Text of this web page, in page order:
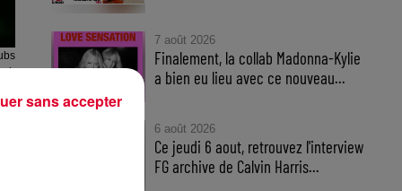
7 août 2026
Finalement, la collab Madonna-Kylie
a bien eu lieu avec ce nouveau...
6 août 2026
Ce jeudi 6 aout, retrouvez l'interview
FG archive de Calvin Harris...
sans accepter